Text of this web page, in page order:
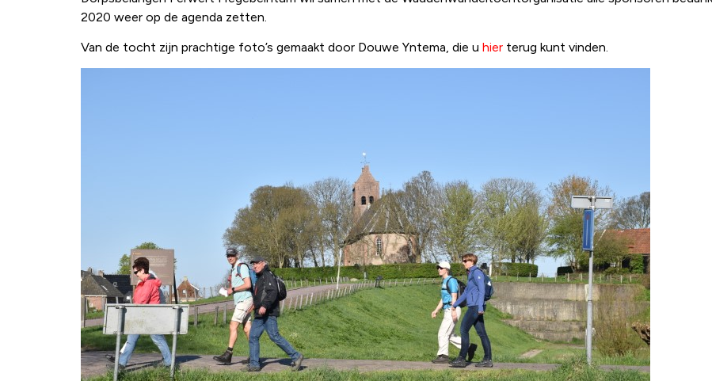
2020 weer op de agenda zetten.
Van de tocht zijn prachtige foto’s gemaakt door Douwe Yntema, die u hier terug kunt vinden.